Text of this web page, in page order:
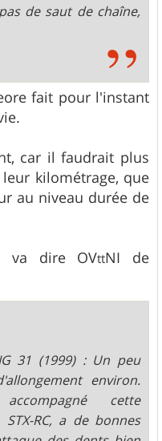
de saut de chaîne,
fait pour l'instant
car il faudrait plus
kilométrage, que
au niveau durée de
va dire OVttNI de
31 (1999) : Un peu
environ.
cette
RC, a de bonnes